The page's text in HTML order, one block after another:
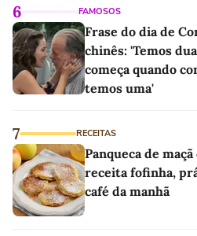
6 FAMOSOS
Frase do dia de
chinês: 'Temos
começa quando
temos uma'
7 RECEITAS
Panqueca de
receita fofinha,
café da manhã